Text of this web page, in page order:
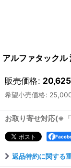
アルファタック
販売価格: 20,625
希望小売価格:
お取り寄せ対応(※
返品特約に関する